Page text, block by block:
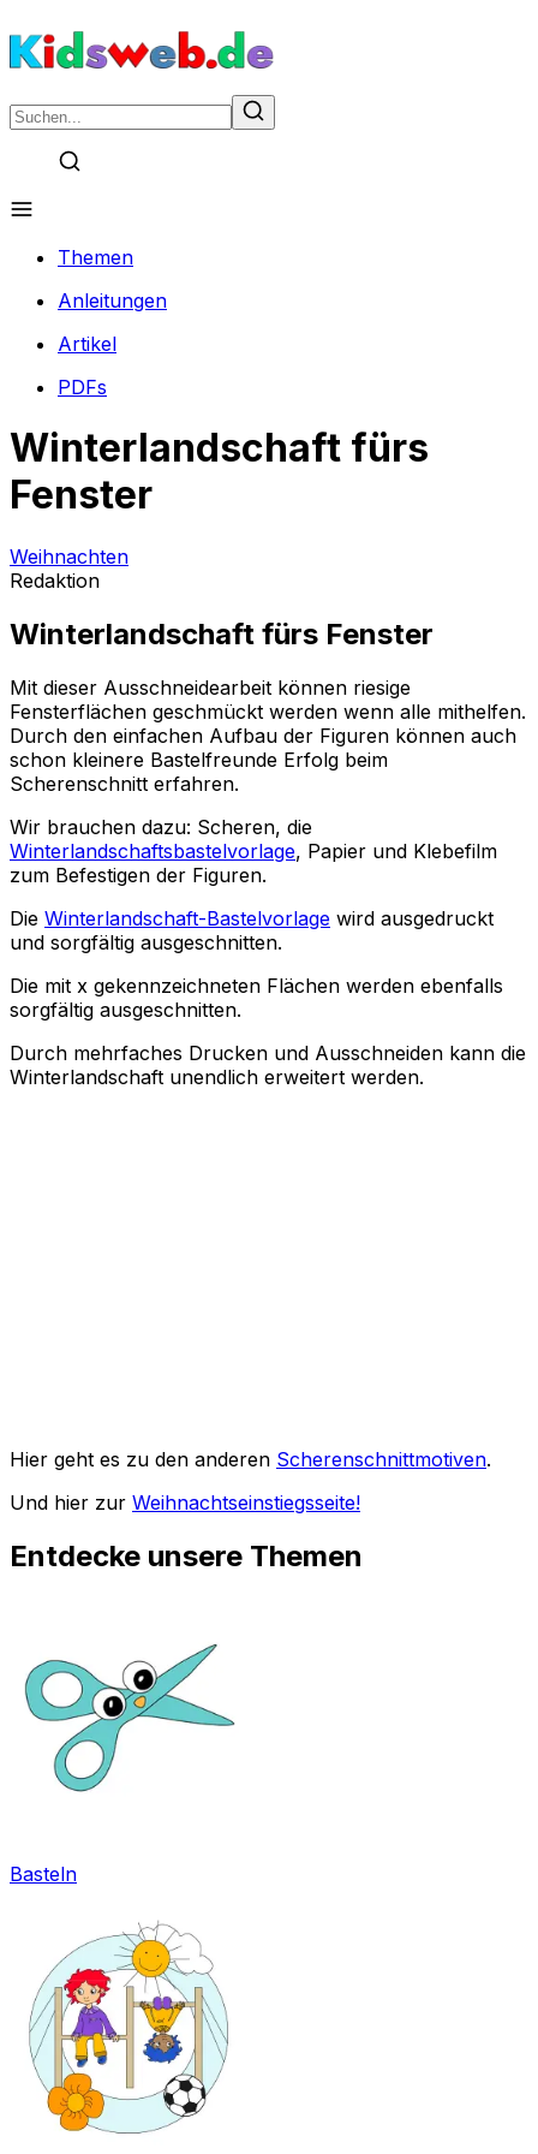
Themen
Anleitungen
Artikel
PDFs
Winterlandschaft fürs
Fenster
Weihnachten
Redaktion
Winterlandschaft fürs Fenster
Mit dieser Ausschneidearbeit können riesige
Fensterflächen geschmückt werden wenn alle mithelfen.
Durch den einfachen Aufbau der Figuren können auch
schon kleinere Bastelfreunde Erfolg beim
Scherenschnitt erfahren.
Wir brauchen dazu: Scheren, die
Winterlandschaftsbastelvorlage, Papier und Klebefilm
zum Befestigen der Figuren.
Die Winterlandschaft-Bastelvorlage wird ausgedruckt
und sorgfältig ausgeschnitten.
Die mit x gekennzeichneten Flächen werden ebenfalls
sorgfältig ausgeschnitten.
Durch mehrfaches Drucken und Ausschneiden kann die
Winterlandschaft unendlich erweitert werden.
Hier geht es zu den anderen Scherenschnittmotiven.
Und hier zur Weihnachtseinstiegsseite!
Entdecke unsere Themen
Basteln